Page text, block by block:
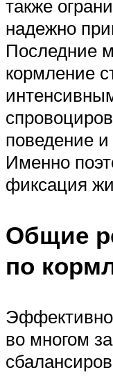
также
надежно
Последние
кормление
поведение
Именно
фиксация
Общие
по
во многом